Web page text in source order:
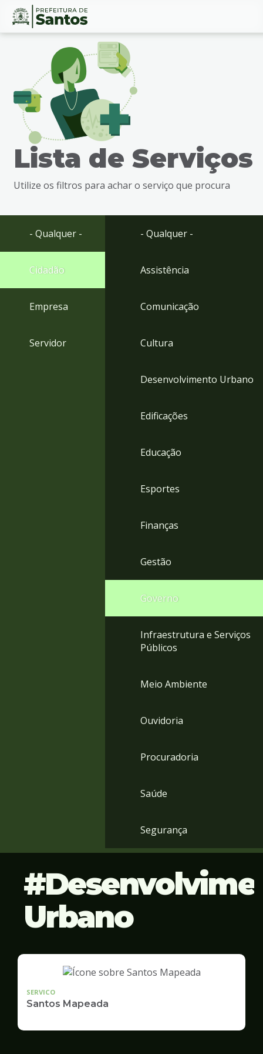
Ir
busca
Ir
rodapé
Conteúdo
Lista de Serviços
Utilize os filtros para achar o serviço que procura
- Qualquer -
Cidadão
Empresa
Servidor
- Qualquer -
Assistência
Comunicação
Cultura
Desenvolvimento Urbano
Edificações
Educação
Esportes
Finanças
Gestão
Governo
Infraestrutura e Serviços
Públicos
Meio Ambiente
Ouvidoria
Procuradoria
Saúde
Segurança
Urbano
SERVICO
Santos Mapeada